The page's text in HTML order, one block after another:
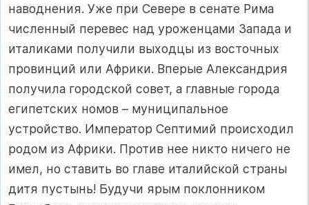
наводнения. Уже при Севере в сенате Рима
численный перевес над уроженцами Запада и
италиками получили выходцы из восточных
провинций или Африки. Вперые Александрия
получила городской совет, а главные города
египетских номов – муниципальное
устройство. Император Септимий происходил
родом из Африки. Против нее никто ничего не
имел, но ставить во главе италийской страны
дитя пустынь! Будучи ярым поклонником